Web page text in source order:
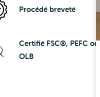
Procédé breveté
Certifié FSC®, PEFC ou
OLB